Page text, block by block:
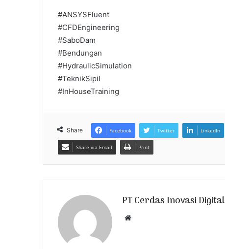
#ANSYSFluent
#CFDEngineering
#SaboDam
#Bendungan
#HydraulicSimulation
#TeknikSipil
#InHouseTraining
Share Facebook Twitter LinkedIn
Share via Email Print
PT Cerdas Inovasi Digital